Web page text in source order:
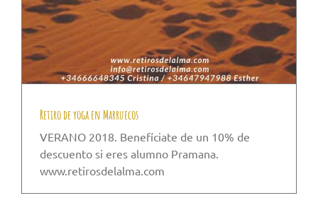
Retiro de yoga en Marruecos
VERANO 2018. Benefíciate de un 10% de
descuento si eres alumno Pramana.
www.retirosdelalma.com